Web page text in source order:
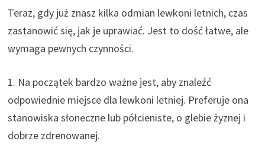
Teraz, gdy już znasz kilka odmian lewkoni letnich, czas
zastanowić się, jak je uprawiać. Jest to dość łatwe, ale
wymaga pewnych czynności.
1. Na początek bardzo ważne jest, aby znaleźć
odpowiednie miejsce dla lewkoni letniej. Preferuje ona
stanowiska słoneczne lub półcieniste, o glebie żyznej i
dobrze zdrenowanej.